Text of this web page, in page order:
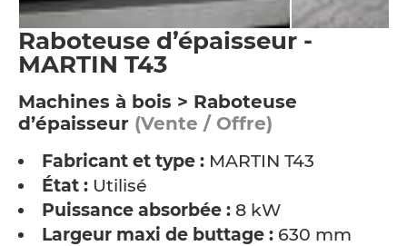
Raboteuse d’épaisseur -
MARTIN T43
Machines à bois > Raboteuse
d’épaisseur (Vente / Offre)
Fabricant et type : MARTIN T43
État : Utilisé
Puissance absorbée : 8 kW
Largeur maxi de buttage : 630 mm